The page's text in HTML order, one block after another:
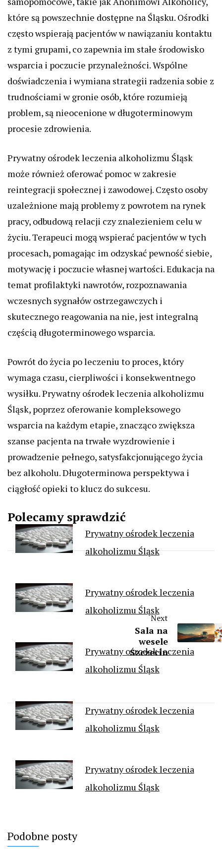
które są powszechnie dostępne na Śląsku. Ośrodki
często wspierają pacjentów w nawiązaniu kontaktu
z tymi grupami, co zapewnia im stałe środowisko
wsparcia i poczucie przynależności. Wspólne
doświadczenia i wymiana strategii radzenia sobie z
trudnościami w gronie osób, które rozumieją
problem, są nieocenione w długoterminowym
procesie zdrowienia.
Prywatny ośrodek leczenia alkoholizmu Śląsk
może również oferować pomoc w zakresie
reintegracji społecznej i zawodowej. Często osoby
uzależnione mają problemy z powrotem na rynek
pracy, odbudową relacji czy znalezieniem celu w
życiu. Terapeuci mogą wspierać pacjentów w tych
procesach, pomagając im odzyskać pewność siebie,
motywację i poczucie własnej wartości. Edukacja na
temat profilaktyki nawrotów, rozpoznawania
wczesnych sygnałów ostrzegawczych i
skutecznego reagowania na nie, jest integralną
częścią długoterminowego wsparcia.
Powrót do życia po leczeniu to proces, który
wymaga czasu, cierpliwości i konsekwentnego
wysiłku. Prywatny ośrodek leczenia alkoholizmu
Śląsk, poprzez oferowanie kompleksowego
wsparcia na każdym etapie, znacząco zwiększa
szanse pacjenta na trwałe wyzdrowienie i
prowadzenie pełnego, satysfakcjonującego życia
bez alkoholu. Długoterminowa perspektywa i
ciągłość opieki to klucz do sukcesu.
Polecamy sprawdzić
Prywatny ośrodek leczenia
alkoholizmu Śląsk
Prywatny ośrodek leczenia
alkoholizmu Śląsk
Prywatny ośrodek leczenia
alkoholizmu Śląsk
Prywatny ośrodek leczenia
alkoholizmu Śląsk
Prywatny ośrodek leczenia
alkoholizmu Śląsk
Next
Sala na
wesele
Szczecin
Podobne posty